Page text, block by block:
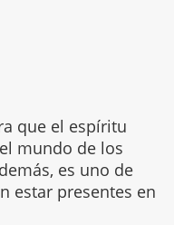
que el espíritu
mundo de los
es uno de
estar presentes en